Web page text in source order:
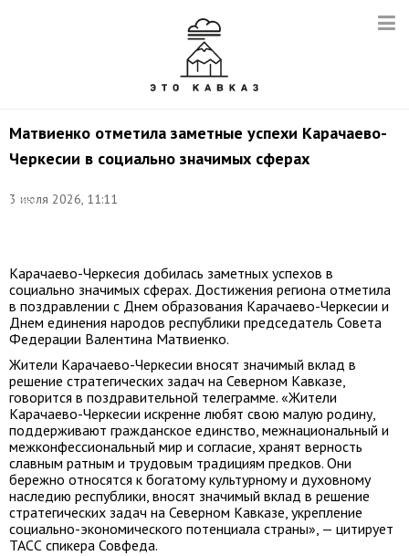
Матвиенко отметила заметные успехи Карачаево-
Черкесии в социально значимых сферах
3 июля 2026, 11:11
Павел
Карачаево-Черкесия добилась заметных успехов в
социально значимых сферах. Достижения региона отметила
в поздравлении с Днем образования Карачаево-Черкесии и
Днем единения народов республики председатель Совета
Федерации Валентина Матвиенко.
Жители Карачаево-Черкесии вносят значимый вклад в
решение стратегических задач на Северном Кавказе,
говорится в поздравительной телеграмме. «Жители
Карачаево-Черкесии искренне любят свою малую родину,
поддерживают гражданское единство, межнациональный и
межконфессиональный мир и согласие, хранят верность
славным ратным и трудовым традициям предков. Они
бережно относятся к богатому культурному и духовному
наследию республики, вносят значимый вклад в решение
стратегических задач на Северном Кавказе, укрепление
социально-экономического потенциала страны», — цитирует
ТАСС спикера Совфеда.